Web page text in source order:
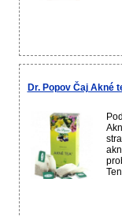
Dr. Popov Čaj Akné